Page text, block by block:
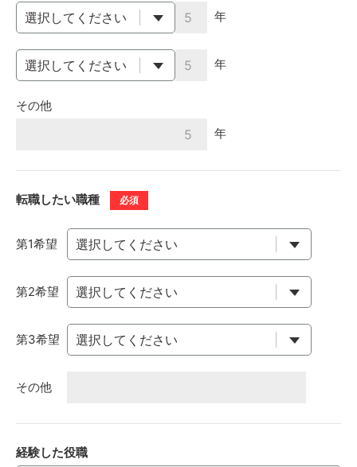
年
年
その他
年
転職したい職種 必須
第1希望
第2希望
第3希望
その他
経験した役職